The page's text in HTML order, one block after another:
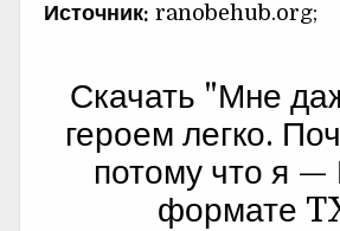
Источник: ranobehub.org;
Скачать "Мне
героем легко.
потому что я —
формате